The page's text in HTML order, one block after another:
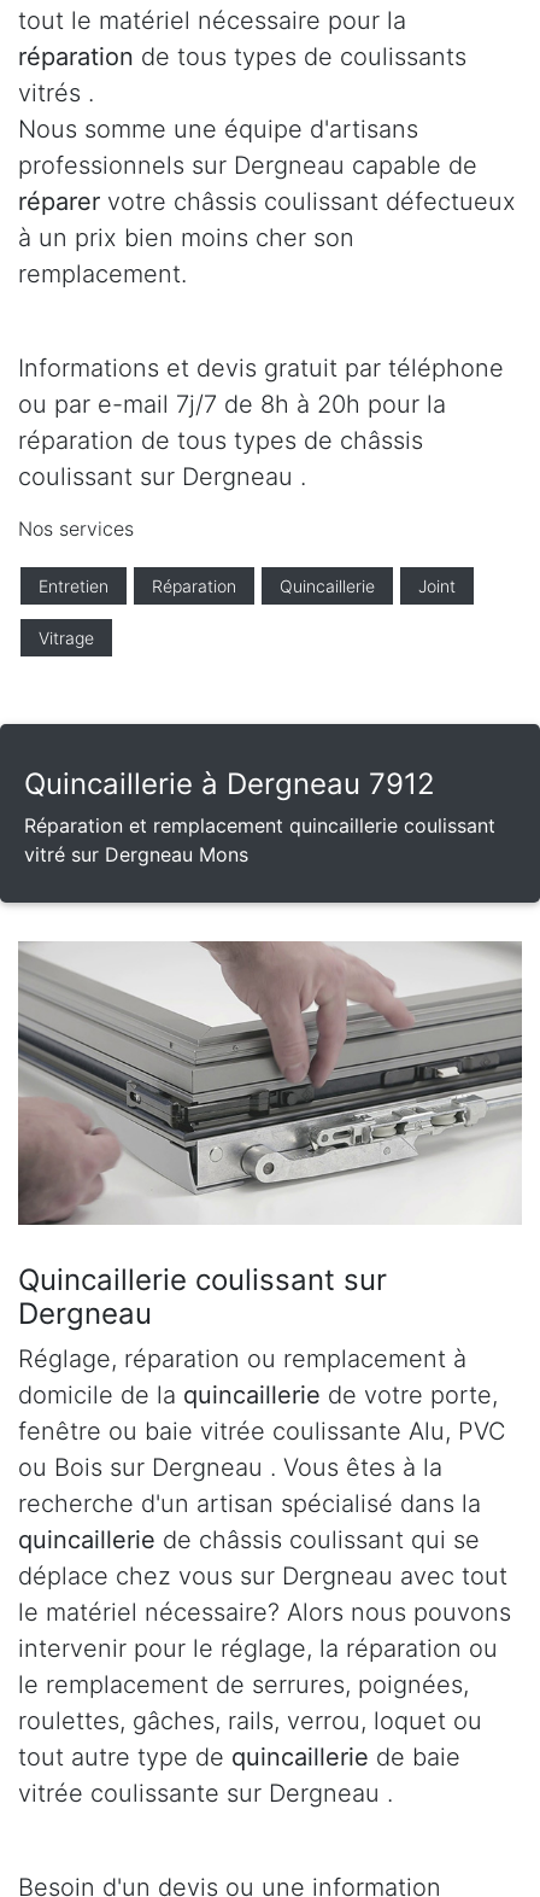
tout le matériel nécessaire pour la
réparation de tous types de coulissants
vitrés .
Nous somme une équipe d'artisans
professionnels sur Dergneau capable de
réparer votre châssis coulissant défectueux
à un prix bien moins cher son
remplacement.
Informations et devis gratuit par téléphone
ou par e-mail 7j/7 de 8h à 20h pour la
réparation de tous types de châssis
coulissant sur Dergneau .
Nos services
Entretien Réparation Quincaillerie Joint
Vitrage
Quincaillerie à Dergneau 7912
Réparation et remplacement quincaillerie coulissant
vitré sur Dergneau Mons
Quincaillerie coulissant sur
Dergneau
Réglage, réparation ou remplacement à
domicile de la quincaillerie de votre porte,
fenêtre ou baie vitrée coulissante Alu, PVC
ou Bois sur Dergneau . Vous êtes à la
recherche d'un artisan spécialisé dans la
quincaillerie de châssis coulissant qui se
déplace chez vous sur Dergneau avec tout
le matériel nécessaire? Alors nous pouvons
intervenir pour le réglage, la réparation ou
le remplacement de serrures, poignées,
roulettes, gâches, rails, verrou, loquet ou
tout autre type de quincaillerie de baie
vitrée coulissante sur Dergneau .
Besoin d'un devis ou une information